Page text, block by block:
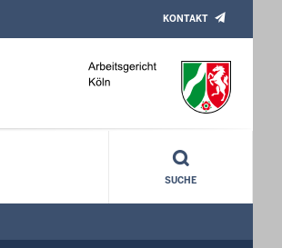
KONTAKT
SUCHE